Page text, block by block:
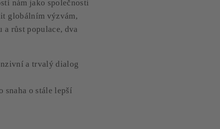
nám jako společnosti
globálním výzvám,
a růst populace, dva
a trvalý dialog
snaha o stále lepší